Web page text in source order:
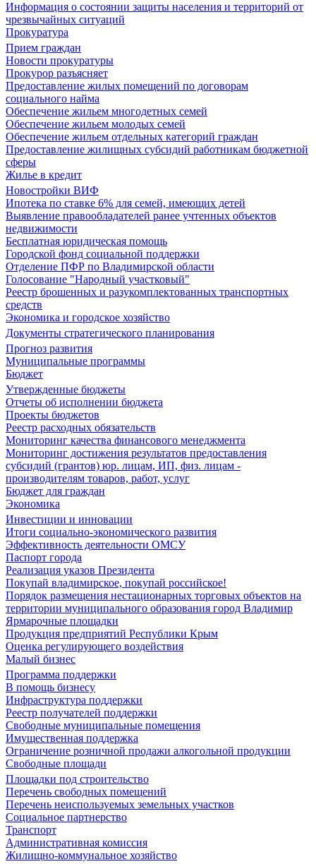
Информация о состоянии защиты населения и территорий от
чрезвычайных ситуаций
Прокуратура
Прием граждан
Новости прокуратуры
Прокурор разъясняет
Предоставление жилых помещений по договорам
социального найма
Обеспечение жильем многодетных семей
Обеспечение жильем молодых семей
Обеспечение жильем отдельных категорий граждан
Предоставление жилищных субсидий работникам бюджетной
сферы
Жилье в кредит
Новостройки ВИФ
Ипотека по ставке 6% для семей, имеющих детей
Выявление правообладателей ранее учтенных объектов
недвижимости
Бесплатная юридическая помощь
Городской фонд социальной поддержки
Отделение ПФР по Владимирской области
Голосование "Народный участковый"
Реестр брошенных и разукомплектованных транспортных
средств
Экономика и городское хозяйство
Документы стратегического планирования
Прогноз развития
Муниципальные программы
Бюджет
Утвержденные бюджеты
Отчеты об исполнении бюджета
Проекты бюджетов
Реестр расходных обязательств
Мониторинг качества финансового менеджмента
Мониторинг достижения результатов предоставления
субсидий (грантов) юр. лицам, ИП, физ. лицам -
производителям товаров, работ, услуг
Бюджет для граждан
Экономика
Инвестиции и инновации
Итоги социально-экономического развития
Эффективность деятельности ОМСУ
Паспорт города
Реализация указов Президента
Покупай владимирское, покупай российское!
Порядок размещения нестационарных торговых объектов на
территории муниципального образования город Владимир
Ярмарочные площадки
Продукция предприятий Республики Крым
Оценка регулирующего воздействия
Малый бизнес
Программа поддержки
В помощь бизнесу
Инфраструктура поддержки
Реестр получателей поддержки
Свободные муниципальные помещения
Имущественная поддержка
Ограничение розничной продажи алкогольной продукции
Свободные площади
Площадки под строительство
Перечень свободных помещений
Перечень неиспользуемых земельных участков
Социальное партнерство
Транспорт
Административная комиссия
Жилищно-коммунальное хозяйство